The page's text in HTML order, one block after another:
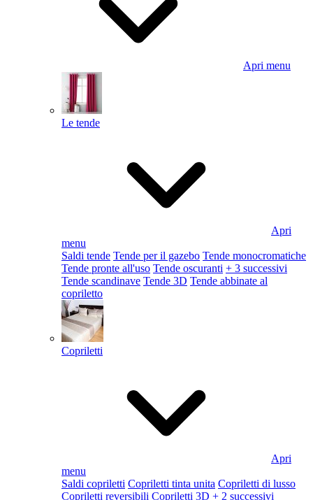
Apri menu
Le tende
Apri
menu
Saldi tende Tende per il gazebo Tende monocromatiche
Tende pronte all'uso Tende oscuranti + 3 successivi
Tende scandinave Tende 3D Tende abbinate al
copriletto
Copriletti
Apri
menu
Saldi copriletti Copriletti tinta unita Copriletti di lusso
Copriletti reversibili Copriletti 3D + 2 successivi